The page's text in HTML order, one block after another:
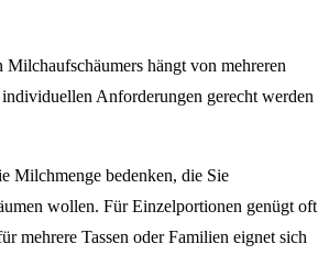
hängt von mehreren
Anforderungen gerecht werden
Milchmenge bedenken, die Sie
wollen. Für Einzelportionen genügt oft
mehrere Tassen oder Familien eignet sich